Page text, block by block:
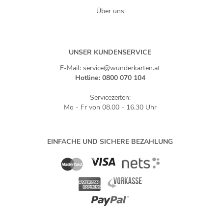
Über uns
UNSER KUNDENSERVICE
E-Mail: service@wunderkarten.at
Hotline: 0800 070 104
Servicezeiten:
Mo - Fr von 08.00 - 16.30 Uhr
EINFACHE UND SICHERE BEZAHLUNG